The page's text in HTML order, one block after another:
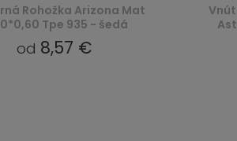
Rohožka Arizona Mat
Tpe 935 - šedá
od 8,57 €